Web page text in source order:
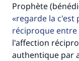
Prophète
regarde la c'est
réciproque entre
l'affection
authentique par